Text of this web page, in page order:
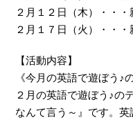
２月１２日（木）・・
２月１７日（火）・・
【活動内容】
《今月の英語で遊ぼう♪
２月の英語で遊ぼう♪の
なんて言う～』です。